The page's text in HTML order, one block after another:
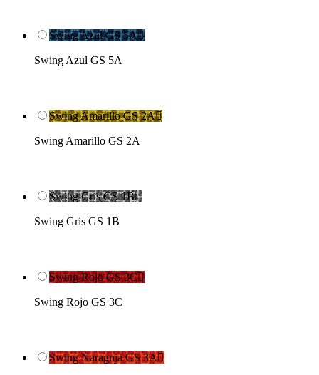
Swing Azul GS 5A
Swing Azul GS 5A
Swing Amarillo GS 2A
Swing Amarillo GS 2A
Swing Gris GS 1B
Swing Gris GS 1B
Swing Rojo GS 3C
Swing Rojo GS 3C
Swing Naragnja GS 3A